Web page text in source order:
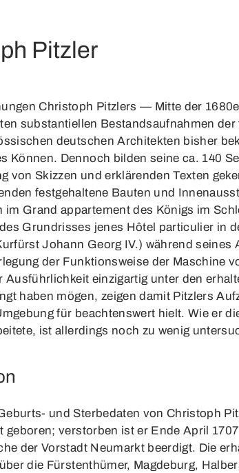
Pitzler
Christoph Pitzlers — Mitte der
substantiellen Bestandsaufnahmen
deutschen Architekten bisher
Können. Dennoch bilden seine ca. 140
von Skizzen und erklärenden Texten
festgehaltene Bauten und
im Grand appartement des Königs im
Grundrisses jenes Hôtel particulier in
Johann Georg IV.) während
der Funktionsweise der Maschine
Ausführlichkeit einzigartig unter den
haben mögen, zeigen damit Pitzlers
für beachtenswert hielt. Wie er
ist allerdings noch zu wenig
und Sterbedaten von Christoph
geboren; verstorben ist er Ende April
der Vorstadt Neumarkt beerdigt. Die
die Fürstenthümer, Magdeburg,